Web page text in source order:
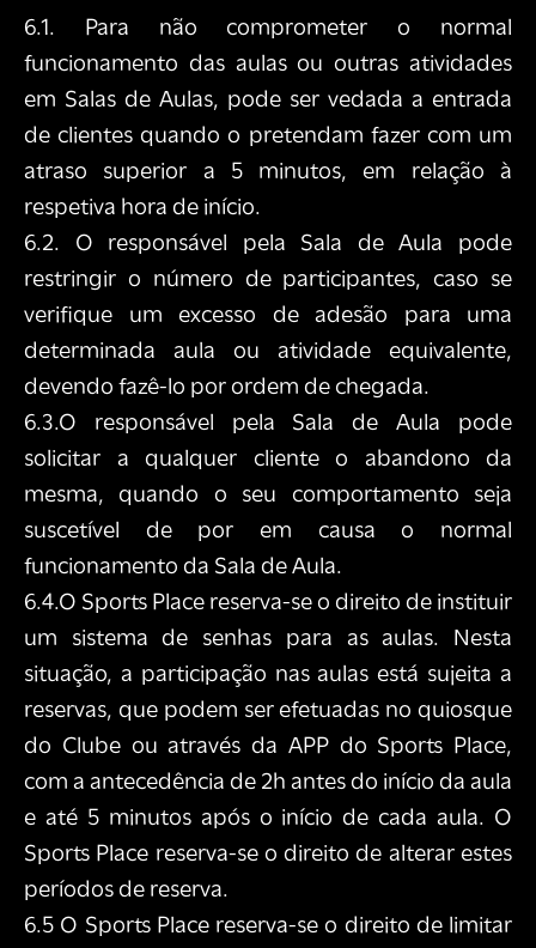
6.1. Para não comprometer o normal
funcionamento das aulas ou outras atividades
em Salas de Aulas, pode ser vedada a entrada
de clientes quando o pretendam fazer com um
atraso superior a 5 minutos, em relação à
respetiva hora de início.
6.2. O responsável pela Sala de Aula pode
restringir o número de participantes, caso se
verifique um excesso de adesão para uma
determinada aula ou atividade equivalente,
devendo fazê-lo por ordem de chegada.
6.3.O responsável pela Sala de Aula pode
solicitar a qualquer cliente o abandono da
mesma, quando o seu comportamento seja
suscetível de por em causa o normal
funcionamento da Sala de Aula.
6.4.O Sports Place reserva-se o direito de instituir
um sistema de senhas para as aulas. Nesta
situação, a participação nas aulas está sujeita a
reservas, que podem ser efetuadas no quiosque
do Clube ou através da APP do Sports Place,
com a antecedência de 2h antes do início da aula
e até 5 minutos após o início de cada aula. O
Sports Place reserva-se o direito de alterar estes
períodos de reserva.
6.5 O Sports Place reserva-se o direito de limitar